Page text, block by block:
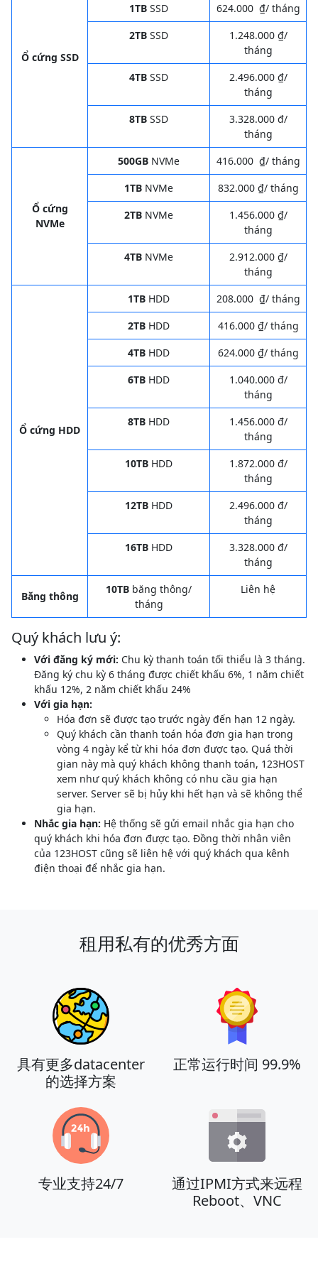
Ổ cứng SSD
1TB SSD
624.000 ₫/ tháng
2TB SSD
1.248.000 ₫/
tháng
4TB SSD
2.496.000 ₫/
tháng
8TB SSD
3.328.000 đ/
tháng
Ổ cứng
NVMe
500GB NVMe
416.000 ₫/ tháng
1TB NVMe
832.000 ₫/ tháng
2TB NVMe
1.456.000 ₫/
tháng
4TB NVMe
2.912.000 ₫/
tháng
Ổ cứng HDD
1TB HDD
208.000 ₫/ tháng
2TB HDD
416.000 ₫/ tháng
4TB HDD
624.000 ₫/ tháng
6TB HDD
1.040.000 đ/
tháng
8TB HDD
1.456.000 đ/
tháng
10TB HDD
1.872.000 đ/
tháng
12TB HDD
2.496.000 đ/
tháng
16TB HDD
3.328.000 đ/
tháng
Băng thông
10TB băng thông/
tháng
Liên hệ
Quý khách lưu ý:
Với đăng ký mới: Chu kỳ thanh toán tối thiểu là 3 tháng.
Đăng ký chu kỳ 6 tháng được chiết khấu 6%, 1 năm chiết
khấu 12%, 2 năm chiết khấu 24%
Với gia hạn:
Hóa đơn sẽ được tạo trước ngày đến hạn 12 ngày.
Quý khách cần thanh toán hóa đơn gia hạn trong
vòng 4 ngày kể từ khi hóa đơn được tạo. Quá thời
gian này mà quý khách không thanh toán, 123HOST
xem như quý khách không có nhu cầu gia hạn
server. Server sẽ bị hủy khi hết hạn và sẽ không thể
gia hạn.
Nhắc gia hạn: Hệ thống sẽ gửi email nhắc gia hạn cho
quý khách khi hóa đơn được tạo. Đồng thời nhân viên
của 123HOST cũng sẽ liên hệ với quý khách qua kênh
điện thoại để nhắc gia hạn.
租用私有的优秀方面
具有更多datacenter
的选择方案
正常运行时间 99.9%
专业支持24/7
通过IPMI方式来远程
Reboot、VNC